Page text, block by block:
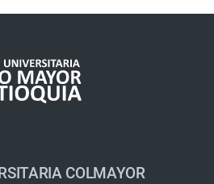
COLMAYOR